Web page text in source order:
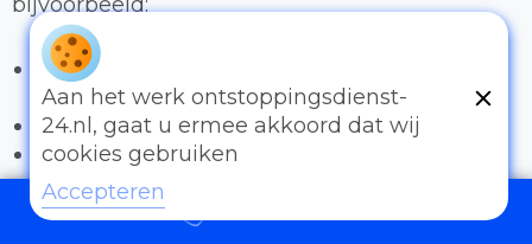
Het uitbreiden of compleet installeren van
een cv-installatie
Vervangen van radiatoren/radiatorkranen
Vloerverwarming
Aan het werk ontstoppingsdienst-
24.nl, gaat u ermee akkoord dat wij
cookies gebruiken
Accepteren